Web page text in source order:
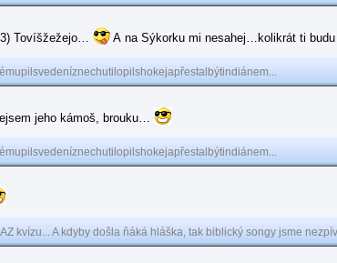
Tovíšžežejo… A na Sýkorku mi nesahej…kolikrát ti
jeho kámoš, brouku…
kvízu... A kdyby došla ňáká hláška, tak biblický songy jsme